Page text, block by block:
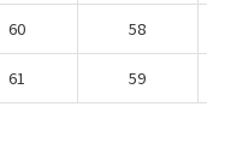
60 58
61 59